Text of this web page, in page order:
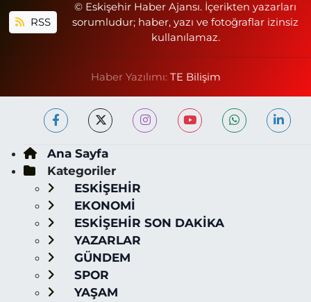
RSS
© Eskişehir Haber Ajansı. İçerikten yazarları
sorumludur; haber, yazı ve fotoğraflar izinsiz
kullanılamaz.
Haber Yazılımı: TE Bilişim
Ana Sayfa
Kategoriler
ESKİŞEHİR
EKONOMİ
ESKİŞEHİR SON DAKİKA
YAZARLAR
GÜNDEM
SPOR
YAŞAM